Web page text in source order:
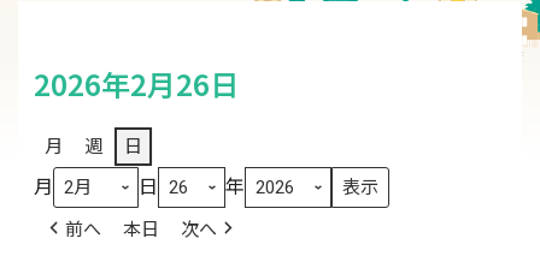
2026年2月26日
月 週 日
月 日 年
前へ 本日 次へ